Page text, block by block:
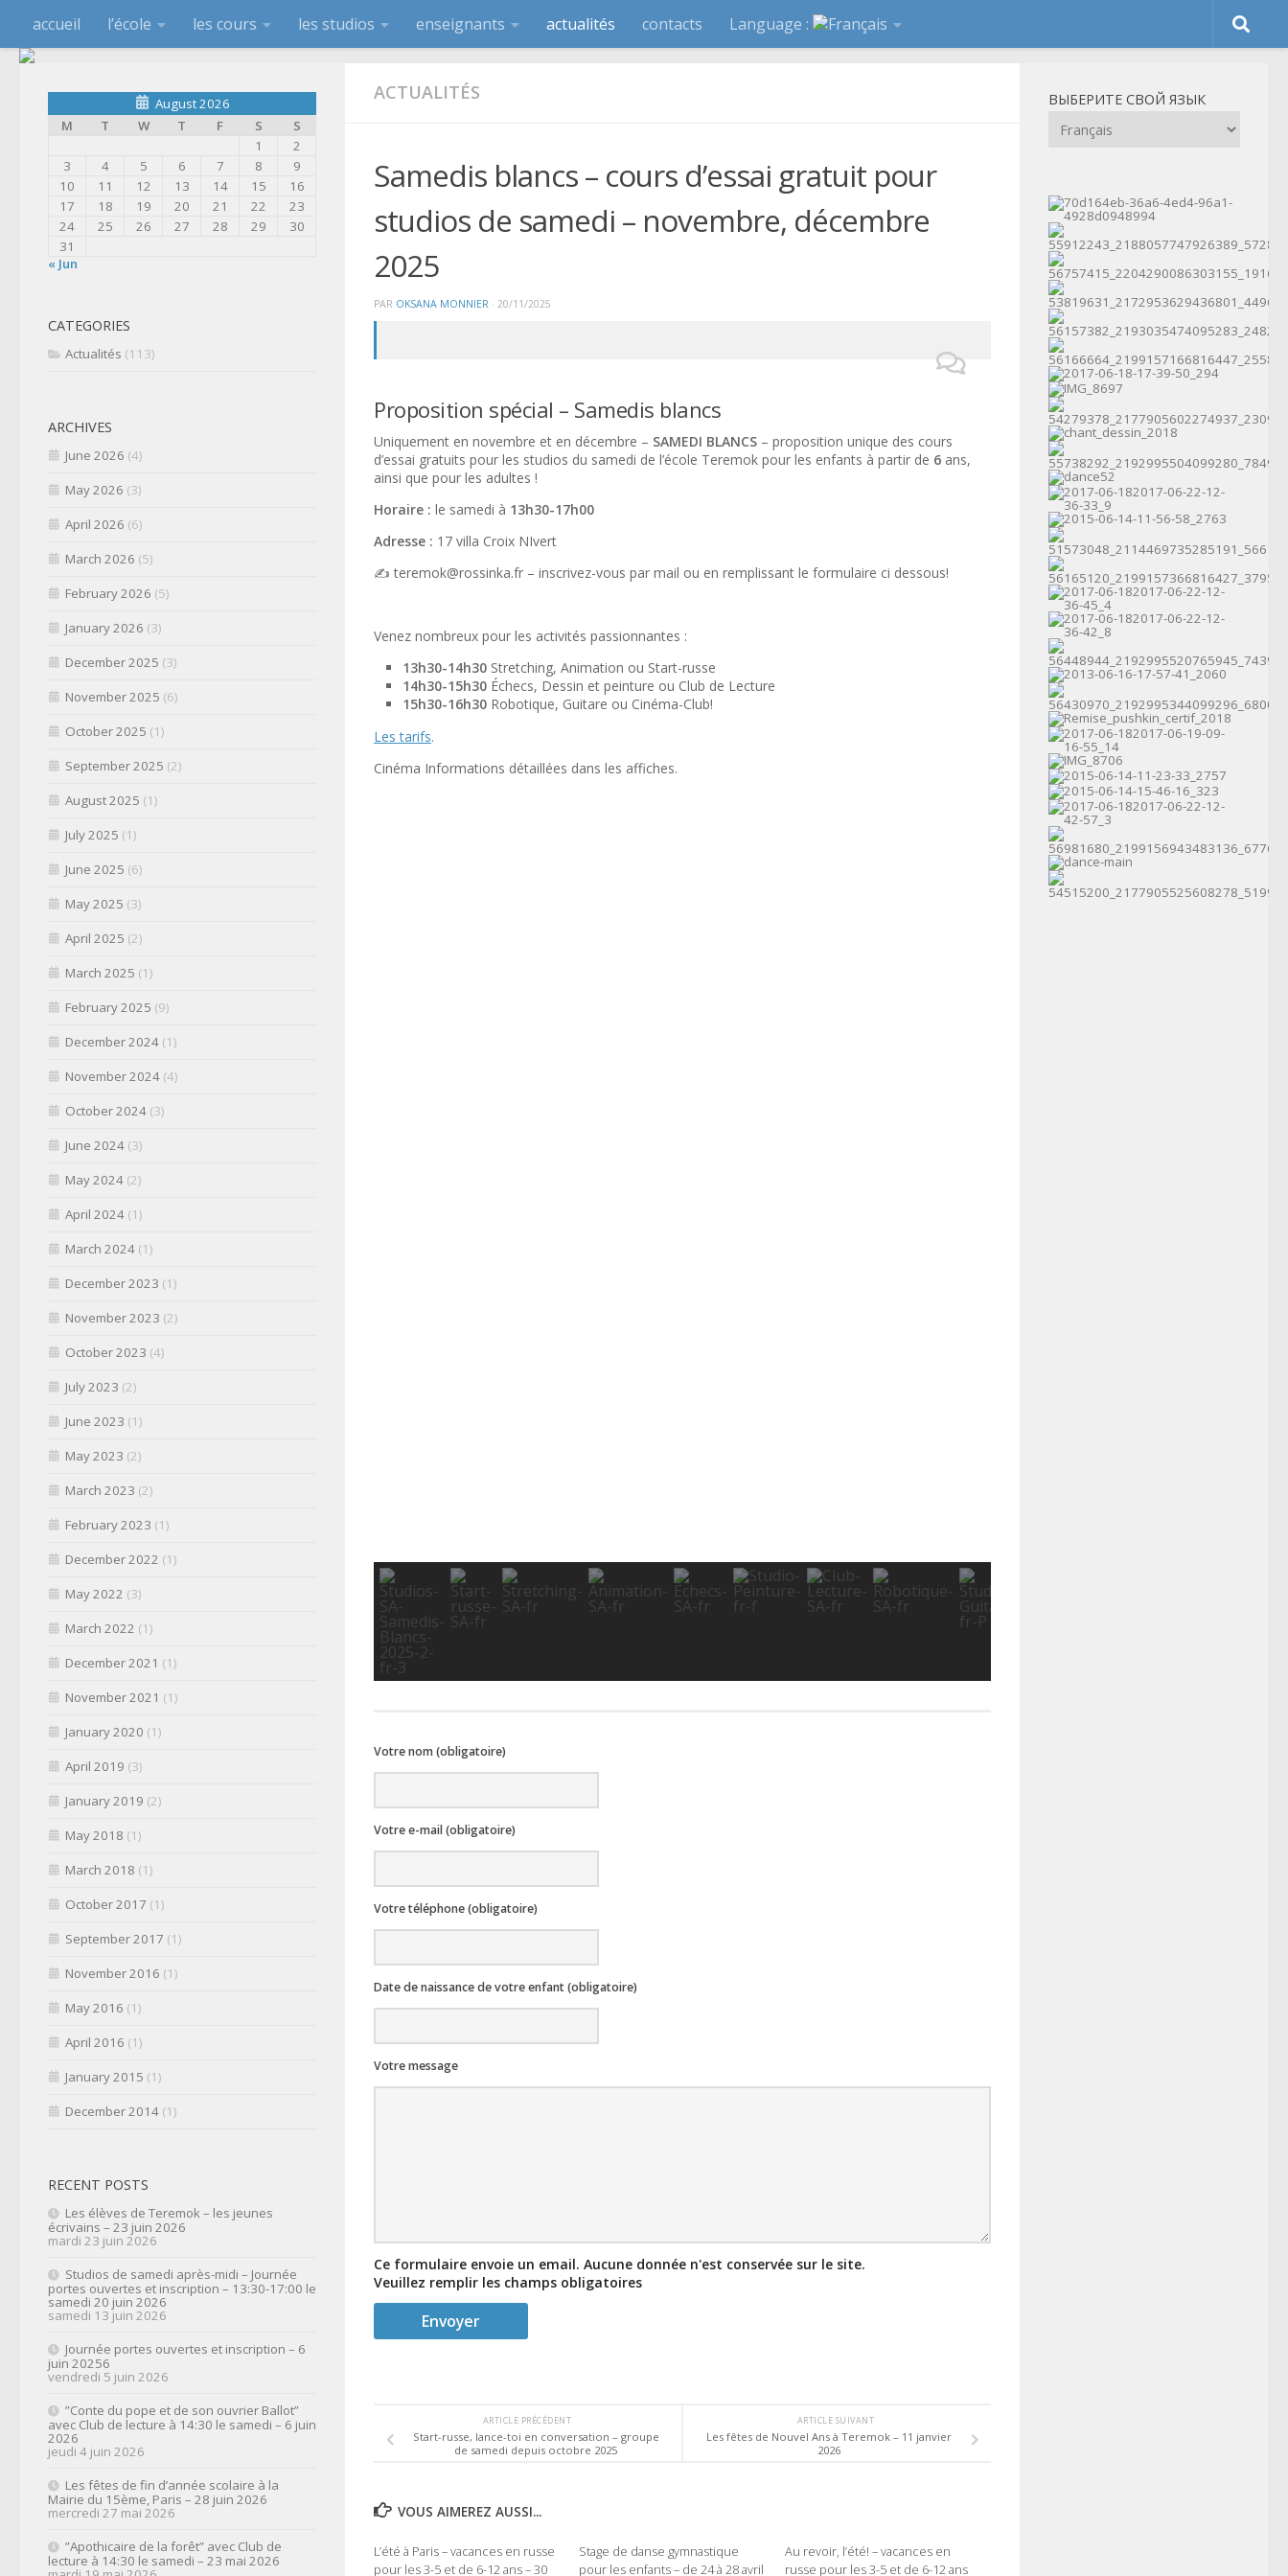
accueil l’école les cours les studios enseignants actualités contacts Language :
ACTUALITÉS
Samedis blancs – cours d’essai gratuit pour
studios de samedi – novembre, décembre
2025
PAR OKSANA MONNIER · 20/11/2025
Proposition spécial – Samedis blancs
Uniquement en novembre et en décembre – SAMEDI BLANCS – proposition unique des cours
d’essai gratuits pour les studios du samedi de l’école Teremok pour les enfants à partir de 6 ans,
ainsi que pour les adultes !
Horaire : le samedi à 13h30-17h00
Adresse : 17 villa Croix NIvert
✍teremok@rossinka.fr – inscrivez-vous par mail ou en remplissant le formulaire ci dessous!
Venez nombreux pour les activités passionnantes :
13h30-14h30 Stretching, Animation ou Start-russe
14h30-15h30 Échecs, Dessin et peinture ou Club de Lecture
15h30-16h30 Robotique, Guitare ou Cinéma-Club!
Les tarifs.
Cinéma Informations détaillées dans les affiches.
Votre nom (obligatoire)
Votre e-mail (obligatoire)
Votre téléphone (obligatoire)
Date de naissance de votre enfant (obligatoire)
Votre message
Ce formulaire envoie un email. Aucune donnée n'est conservée sur le site.
Veuillez remplir les champs obligatoires
ARTICLE SUIVANT
Les fêtes de Nouvel Ans à Teremok – 11 janvier
2026
ARTICLE PRÉCÉDENT
Start-russe, lance-toi en conversation – groupe
de samedi depuis octobre 2025
VOUS AIMEREZ AUSSI...
L’été à Paris – vacances en russe
pour les 3-5 et de 6-12 ans – 30
Stage de danse gymnastique
pour les enfants – de 24 à 28 avril
Au revoir, l’été! – vacances en
russe pour les 3-5 et de 6-12 ans
August 2026
M
T W T F S
S
1
2
3
4 5 6 7 8
9
10
11 12 13 14 15
16
17
18 19 20 21 22
23
24
25 26 27 28 29
30
31
« Jun
CATEGORIES
Actualités (113)
ARCHIVES
June 2026 (4)
May 2026 (3)
April 2026 (6)
March 2026 (5)
February 2026 (5)
January 2026 (3)
December 2025 (3)
November 2025 (6)
October 2025 (1)
September 2025 (2)
August 2025 (1)
July 2025 (1)
June 2025 (6)
May 2025 (3)
April 2025 (2)
March 2025 (1)
February 2025 (9)
December 2024 (1)
November 2024 (4)
October 2024 (3)
June 2024 (3)
May 2024 (2)
April 2024 (1)
March 2024 (1)
December 2023 (1)
November 2023 (2)
October 2023 (4)
July 2023 (2)
June 2023 (1)
May 2023 (2)
March 2023 (2)
February 2023 (1)
December 2022 (1)
May 2022 (3)
March 2022 (1)
December 2021 (1)
November 2021 (1)
January 2020 (1)
April 2019 (3)
January 2019 (2)
May 2018 (1)
March 2018 (1)
October 2017 (1)
September 2017 (1)
November 2016 (1)
May 2016 (1)
April 2016 (1)
January 2015 (1)
December 2014 (1)
RECENT POSTS
Les élèves de Teremok – les jeunes
écrivains – 23 juin 2026
mardi 23 juin 2026
Studios de samedi après-midi – Journée
portes ouvertes et inscription – 13:30-17:00 le
samedi 20 juin 2026
samedi 13 juin 2026
Journée portes ouvertes et inscription – 6
juin 20256
vendredi 5 juin 2026
”Conte du pope et de son ouvrier Ballot”
avec Club de lecture à 14:30 le samedi – 6 juin
2026
jeudi 4 juin 2026
Les fêtes de fin d’année scolaire à la
Mairie du 15ème, Paris – 28 juin 2026
mercredi 27 mai 2026
”Apothicaire de la forêt” avec Club de
lecture à 14:30 le samedi – 23 mai 2026
ВЫБЕРИТЕ СВОЙ ЯЗЫК